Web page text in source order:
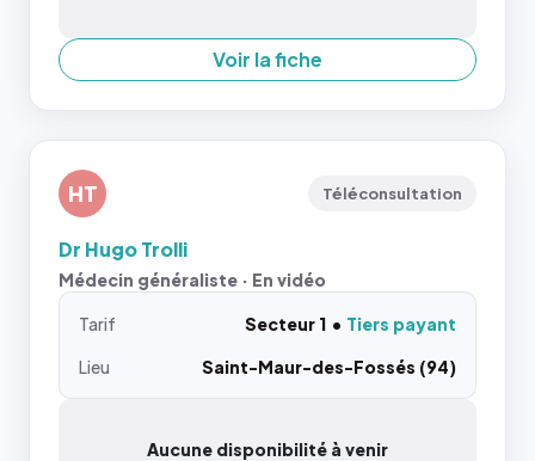
Voir la fiche
HT Téléconsultation
Dr Hugo Trolli
Médecin généraliste · En vidéo
Tarif Secteur 1
Tiers payant
Lieu
Saint-Maur-des-Fossés (94)
Aucune disponibilité à venir